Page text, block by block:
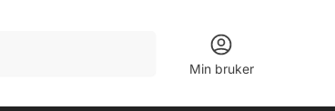
Min bruker